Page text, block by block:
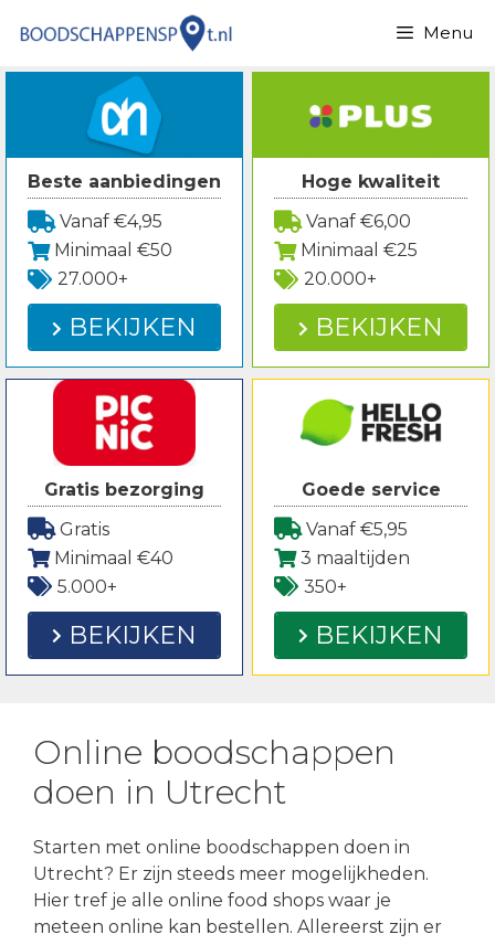
naar
Menu
Beste aanbiedingen
Vanaf €4,95
Minimaal €50
27.000+
BEKIJKEN
Hoge kwaliteit
Vanaf €6,00
Minimaal €25
20.000+
BEKIJKEN
Gratis bezorging
Gratis
Minimaal €40
5.000+
BEKIJKEN
Goede service
Vanaf €5,95
3 maaltijden
350+
BEKIJKEN
Online boodschappen
doen in Utrecht
Starten met online boodschappen doen in
Utrecht? Er zijn steeds meer mogelijkheden.
Hier tref je alle online food shops waar je
meteen online kan bestellen. Allereerst zijn er